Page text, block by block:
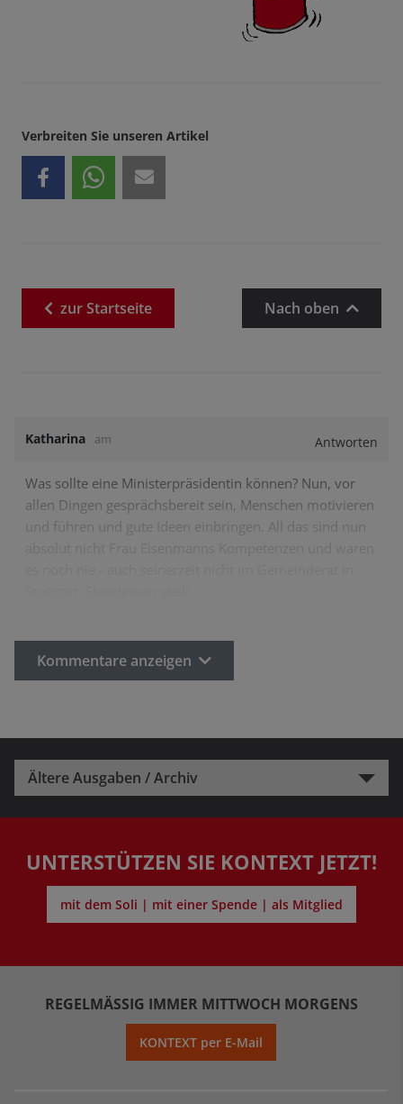
Verbreiten Sie unseren Artikel
zurStartseite Nach oben
Katharina am Antworten
Was sollte eine Ministerpräsidentin können? Nun, vor
allen Dingen gesprächsbereit sein, Menschen motivieren
und führen und gute Ideen einbringen. All das sind nun
Kommentare anzeigen
Ältere Ausgaben / Archiv
UNTERSTÜTZEN SIE KONTEXT JETZT!
mit dem Soli | mit einer Spende | als Mitglied
REGELMÄSSIG IMMER MITTWOCH MORGENS
KONTEXT per E-Mail